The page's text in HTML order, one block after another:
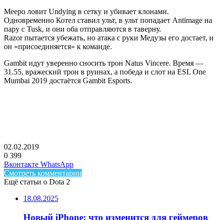
Meepo ловит Undying в сетку и убивает клонами.
Одновременно Котел ставил ульт, в ульт попадает Antimage на
пару с Tusk, и они оба отправляются в таверну.
Razor пытается убежать, но атака с руки Медузы его достает, и
он «присоединяется» к команде.
Gambit идут уверенно сносить трон Natus Vincere. Время —
31.55, вражеский трон в руинах, а победа и слот на ESL One
Mumbai 2019 достаётся Gambit Esports.
02.02.2019
0 399
Facebook
Twitter
LinkedIn
Вконтакте WhatsAppTelegram
Смотреть комментарии
Ещё статьи о Dota 2
18.08.2025
Новый iPhone: что изменится для геймеров